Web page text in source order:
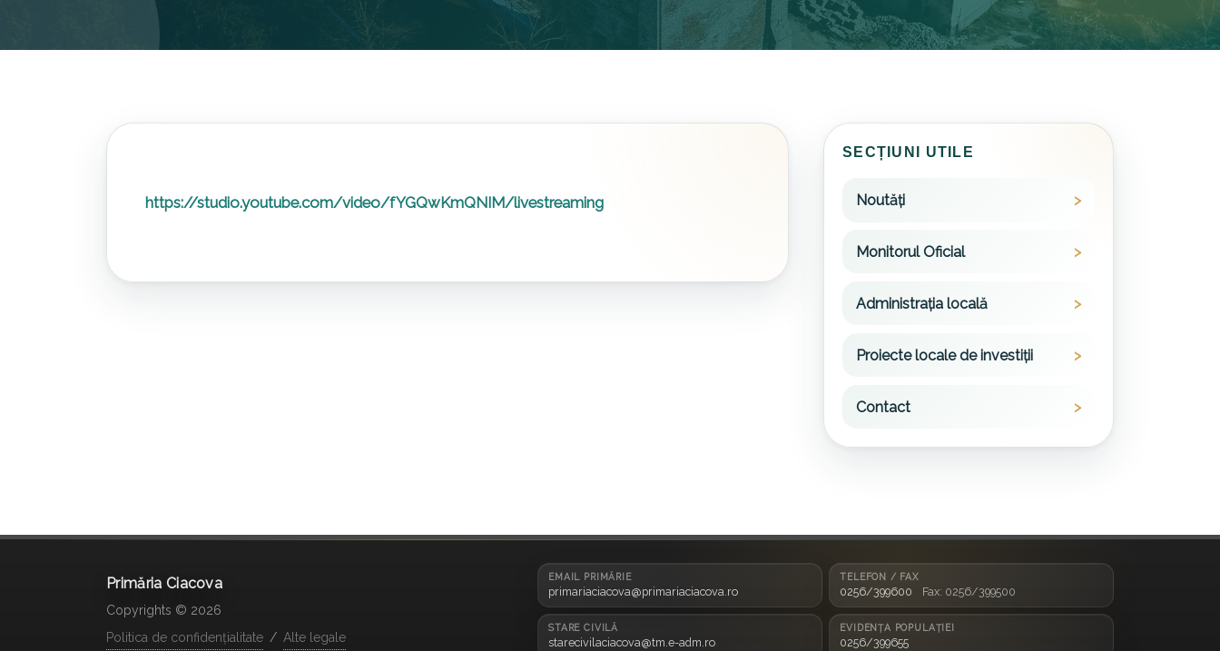
https://studio.youtube.com/video/fYGQwKmQNIM/livestreaming
SECȚIUNI UTILE
Noutăți
Monitorul Oficial
Administrația locală
Proiecte locale de investiții
Contact
Primăria Ciacova
Copyrights © 2026
Politica de confidențialitate / Alte legale
EMAIL PRIMĂRIE
primariaciacova@primariaciacova.ro
TELEFON / FAX
0256/399600 Fax: 0256/399500
STARE CIVILĂ
starecivilaciacova@tm.e-adm.ro
EVIDENȚA POPULAȚIEI
0256/399655